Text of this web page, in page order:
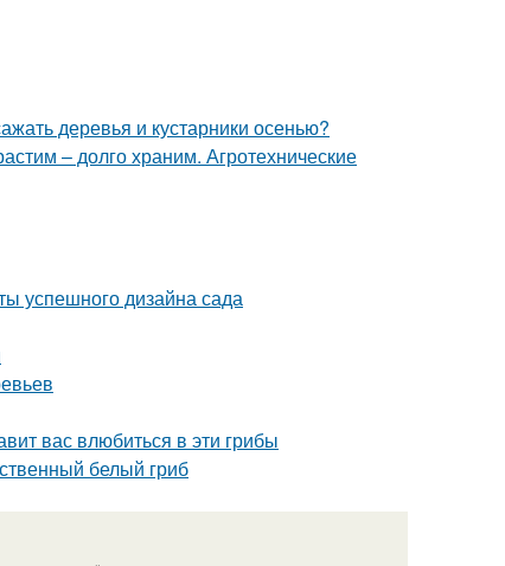
деревья и кустарники осенью?
– долго храним. Агротехнические
успешного дизайна сада
вас влюбиться в эти грибы
белый гриб